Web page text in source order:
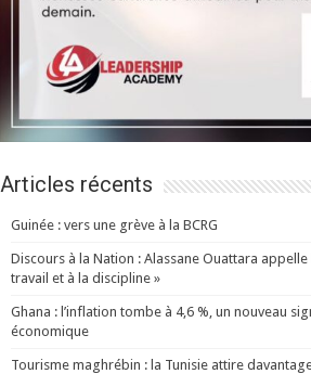
Articles récents
Guinée : vers une grève à la BCRG
Discours à la Nation : Alassane Ouattara appelle
travail et à la discipline »
Ghana : l’inflation tombe à 4,6 %, un nouveau
économique
Tourisme maghrébin : la Tunisie attire